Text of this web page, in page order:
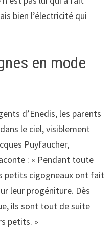
bien l’électricité qui
en mode
d’Enedis, les parents
le ciel, visiblement
Puyfaucher,
: « Pendant toute
petits cigogneaux ont fait
leur progéniture. Dès
ils sont tout de suite
petits. »